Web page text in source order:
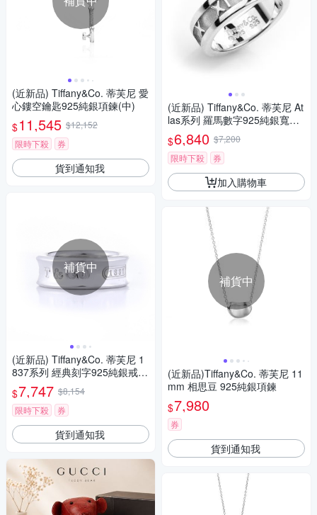
(近新品) Tiffany&Co. 蒂芙尼 愛
心鏤空鑰匙925純銀項鍊(中)
$11,545 $12,152
限時下殺
券
貨到通知我
補貨中
(近新品) Tiffany&Co. 蒂芙尼 1
837系列 經典刻字925純銀戒指
(寬版)
$7,747 $8,154
限時下殺
券
貨到通知我
(近新品) Tiffany&Co. 蒂芙尼 At
las系列 羅馬數字925純銀寬版
戒指
$6,840 $7,200
限時下殺
券
加入購物車
補貨中
(近新品)Tiffany&Co. 蒂芙尼 11
mm 相思豆 925純銀項鍊
$7,980
券
貨到通知我